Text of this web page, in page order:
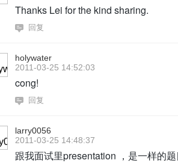
Thanks Lei for the kind sharing.
回复
holywater
2011-03-25 14:52:03
cong!
回复
larry0056
2011-03-25 14:48:37
跟我面试里presentation ，是一样的